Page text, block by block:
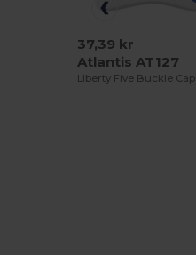
37,39 kr
Atlantis AT127
Liberty Five Buckle Cap